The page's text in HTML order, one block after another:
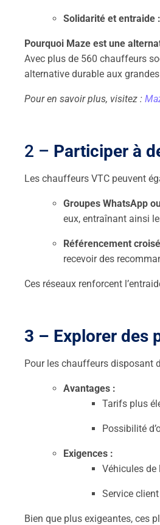
Solidarité et entraide :
Pourquoi Maze est une
Avec plus de 560 chauffeurs
alternative durable aux
Pour en savoir plus, visitez :
2 – Participer à
Les chauffeurs VTC peuvent
Groupes WhatsApp
eux, entraînant ainsi
Référencement
recevoir des
Ces réseaux renforcent
3 – Explorer des
Pour les chauffeurs disposant
Avantages :
Tarifs plus
Possibilité
Exigences :
Véhicules de
Service
Bien que plus exigeantes, ces